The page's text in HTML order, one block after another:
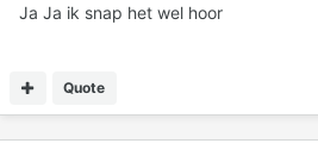
Ja Ja ik snap het wel hoor
Quote